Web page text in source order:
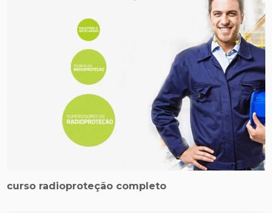
curso radioproteção completo